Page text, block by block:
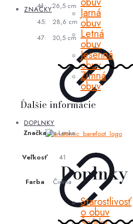
ZNAČKY Jarná
obuv
Letná
obuv
Jesenná
obuv
Zimná
obuv
DOPLNKY
Doplnky
Starostlivosť
o obuv
41: 26,5 cm
45: 28,6 cm
47: 30,5 cm
Ďalšie informácie
Značka Be Lenka
Veľkosť 41
Farba Čierna